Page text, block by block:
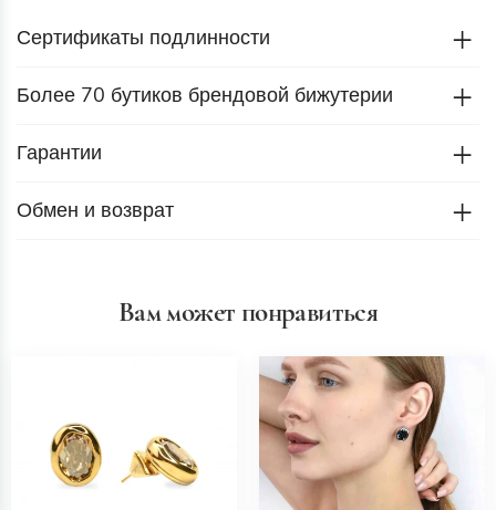
Сертификаты подлинности
Более 70 бутиков брендовой бижутерии
Гарантии
Обмен и возврат
Вам может понравиться